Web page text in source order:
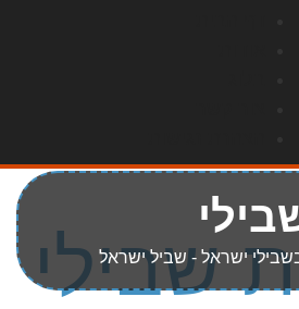
ישראל - שביל ישראל
שבילי